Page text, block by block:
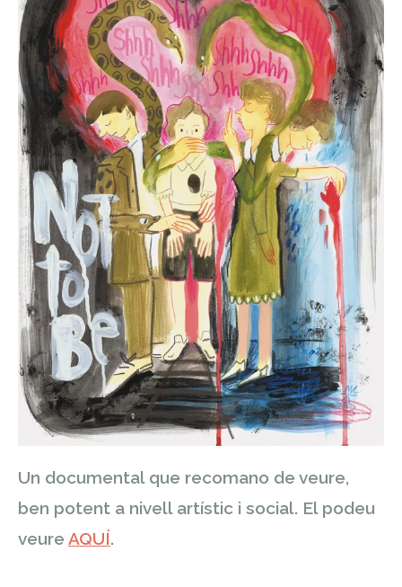
Un documental que recomano de veure,
ben potent a nivell artístic i social. El podeu
veure AQUÍ.